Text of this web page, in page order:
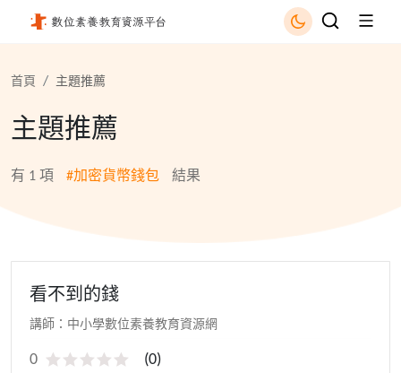
首頁 主題推薦
主題推薦
有 1 項 #加密貨幣錢包 結果
看不到的錢
講師：中小學數位素養教育資源網
0 (0)